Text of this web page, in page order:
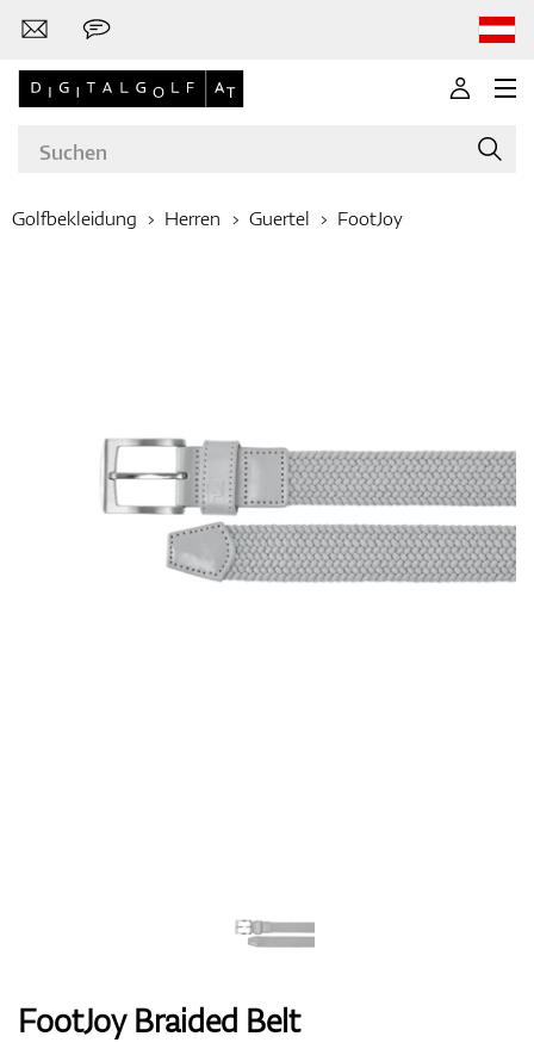
Bekleidung
Bags
Golfbekleidung Herren Guertel FootJoy
FootJoy Braided Belt